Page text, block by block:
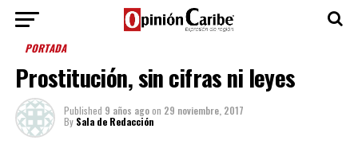
PORTADA
Prostitución, sin cifras ni leyes
Published 9 años agoon 29 noviembre, 2017
By Sala de Redacción